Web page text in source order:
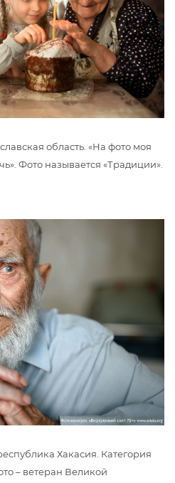
область. «На фото моя
Фото называется «Традиции».
Хакасия. Категория
– ветеран Великой